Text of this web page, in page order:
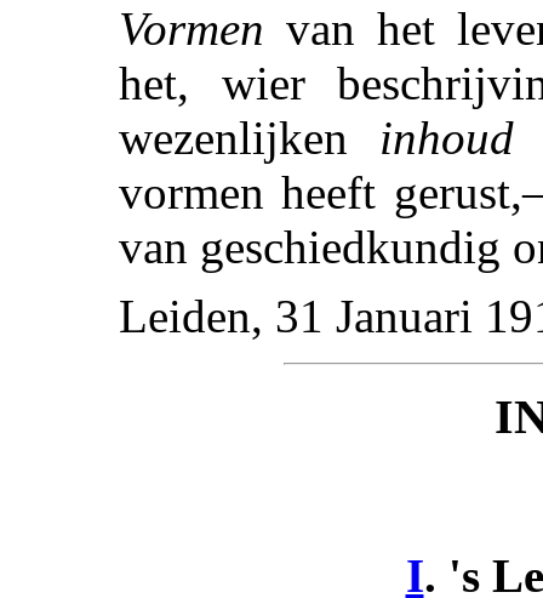
Vormen van het
het, wier
wezenlijken inhoud
vormen heeft
van geschiedkundig
Leiden, 31 Januari
I. 's